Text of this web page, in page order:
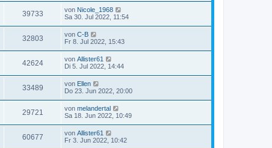
39733 von Nicole_1968
Sa 30. Jul 2022, 11:54
32803 von C-B
Fr 8. Jul 2022, 15:43
42624 von Allister61
Di 5. Jul 2022, 14:44
33489 von Ellen
Do 23. Jun 2022, 20:00
29721 von melandertal
Sa 18. Jun 2022, 10:49
60677 von Allister61
Fr 3. Jun 2022, 10:42